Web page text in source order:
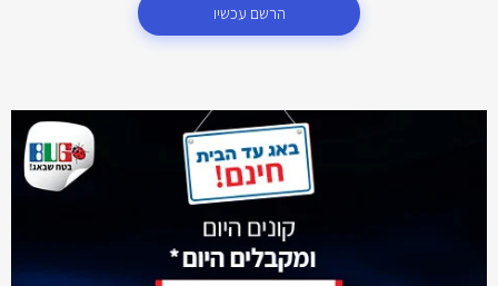
הרשם עכשיו